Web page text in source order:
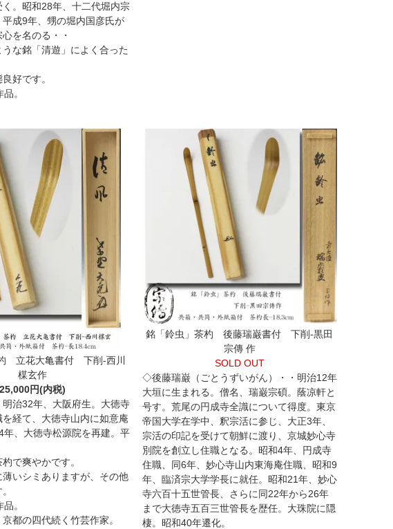
。昭和28年、十二代堀内宗
平成9年、甥の堀内国彦氏が
を名のる・・
な銘「清遊」によく合った
好です。
。
立花大亀書付 下削-西川
楳玄作
25,000円(内税)
治32年、大阪府生。大徳寺
経て、大徳寺山内に如意庵
年、大徳寺松源院を再建。平
で爽やかです。
いシミありますが、その他
。
都の四代続く竹芸作家。
銘「鈴虫」茶杓 後藤瑞巌書付 下削-黒田
宗傳 作
SOLD OUT
◇後藤瑞巌（ごとうずいがん）・・明治12年
大垣に生まれる。僧名、瑞巌宗碩。蔭凉軒と
号す。荒尾の円成寺全識について得度。東京
帝国大学在学中、釈宗活に参じ、大正3年、
宗活の印記を受けて朝鮮に渡り、京城妙心寺
別院を創立し住職となる。昭和4年、円成寺
住職、同6年、妙心寺山内東海庵住職、昭和9
年、臨済宗大学学長に就任。昭和21年、妙心
寺六百十五世管長、さらに同22年から26年
まで大徳寺五百三世管長を歴任。大珠院に隠
棲。昭和40年遷化。